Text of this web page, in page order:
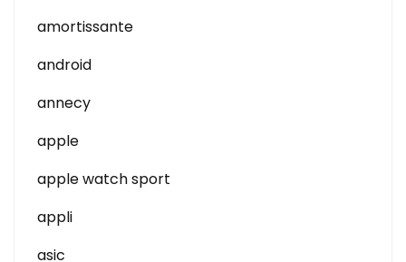
amortissante
android
annecy
apple
apple watch sport
appli
asic